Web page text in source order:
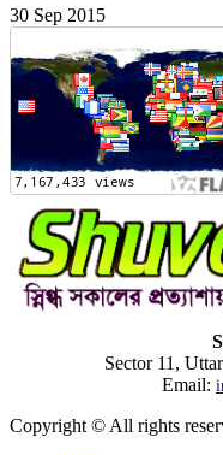
30 Sep 2015
Sector 11,
Email:
Copyright © All rights